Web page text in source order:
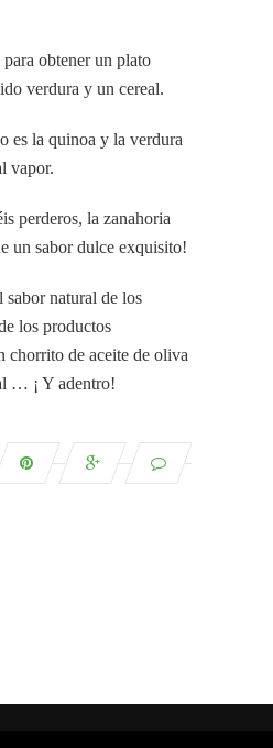
obtener un plato
verdura y un cereal.
es la quinoa y la verdura
vapor.
perderos, la zanahoria
un sabor dulce exquisito!
sabor natural de los
los productos
chorrito de aceite de oliva
… ¡ Y adentro!